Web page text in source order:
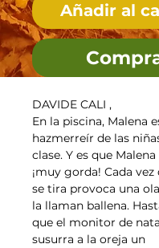
Añadir al
DAVIDE CALI ,
En la piscina, Malena
hazmerreír de las
clase. Y es que
¡muy gorda! Cada vez
se tira provoca una
la llaman ballena.
que el monitor de
susurra a la oreja un